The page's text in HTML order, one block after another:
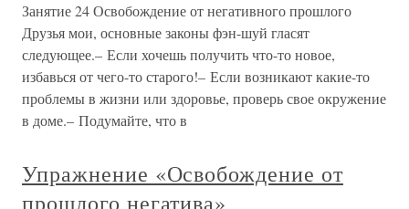
Занятие 24 Освобождение от негативного прошлого
Друзья мои, основные законы фэн-шуй гласят
следующее.– Если хочешь получить что-то новое,
избавься от чего-то старого!– Если возникают какие-то
проблемы в жизни или здоровье, проверь свое окружение
в доме.– Подумайте, что в
Упражнение «Освобождение от
прошлого негатива»